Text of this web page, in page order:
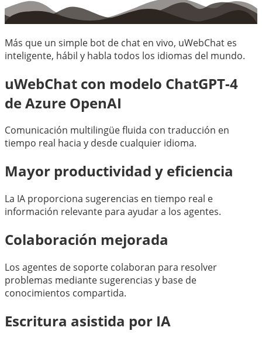
Más que un simple bot de chat en vivo, uWebChat es
inteligente, hábil y habla todos los idiomas del mundo.
uWebChat con modelo ChatGPT-4
de Azure OpenAI
Comunicación multilingüe fluida con traducción en
tiempo real hacia y desde cualquier idioma.
Mayor productividad y eficiencia
La IA proporciona sugerencias en tiempo real e
información relevante para ayudar a los agentes.
Colaboración mejorada
Los agentes de soporte colaboran para resolver
problemas mediante sugerencias y base de
conocimientos compartida.
Escritura asistida por IA